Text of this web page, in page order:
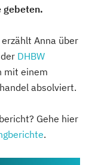
gebeten.
Anna über
DHBW
mit einem
absolviert.
Gehe hier
.